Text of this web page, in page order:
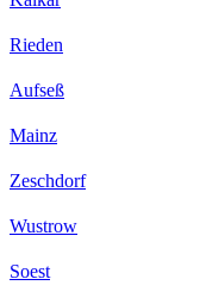
Rieden
Aufseß
Mainz
Zeschdorf
Wustrow
Soest